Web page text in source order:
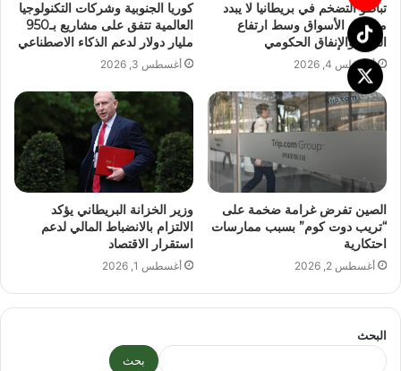
تباطؤ التضخم في بريطانيا لا يبدد
مخاوف الأسواق وسط ارتفاع
النفط والإنفاق الحكومي
أغسطس 4, 2026
كوريا الجنوبية وشركات التكنولوجيا
العالمية تتفق على مشاريع بـ950
مليار دولار لدعم الذكاء الاصطناعي
أغسطس 3, 2026
الصين تفرض غرامة ضخمة على
“تريب دوت كوم” بسبب ممارسات
احتكارية
أغسطس 2, 2026
وزير الخزانة البريطاني يؤكد
الالتزام بالانضباط المالي لدعم
استقرار الاقتصاد
أغسطس 1, 2026
البحث
بحث